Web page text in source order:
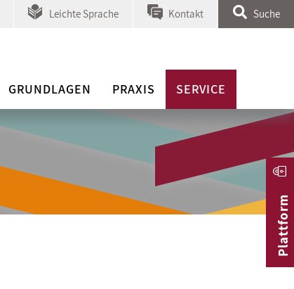
Leichte Sprache Kontakt Suche
GRUNDLAGEN PRAXIS SERVICE
Plattform